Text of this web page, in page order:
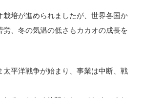
栽培が進められましたが、世界各国か
労、冬の気温の低さもカカオの成長を
太平洋戦争が始まり、事業は中断、戦